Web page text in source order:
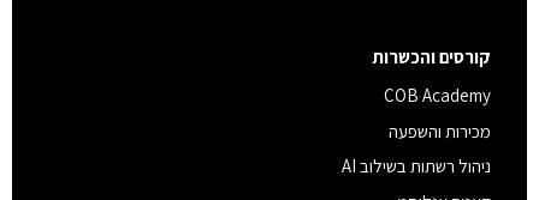
קורסים והכשרות
COB Academy
מכירות והשפעה
ניהול רשתות בשילוב AI